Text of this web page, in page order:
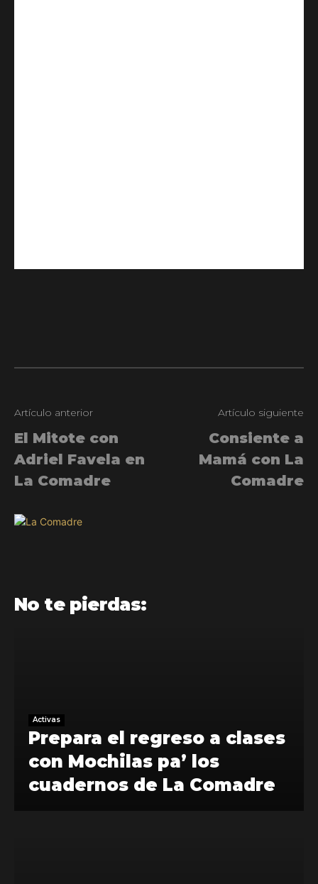
Artículo anterior
El Mitote con
Adriel Favela en
La Comadre
Artículo siguiente
Consiente a
Mamá con La
Comadre
No te pierdas:
Activas
Prepara el regreso a clases
con Mochilas pa’ los
cuadernos de La Comadre